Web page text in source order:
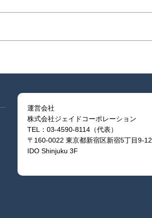
運営会社
株式会社ジェイドコーポレーション
TEL：03-4590-8114（代表）
〒160-0022 東京都新宿区新宿5丁目9-12
IDO Shinjuku 3F